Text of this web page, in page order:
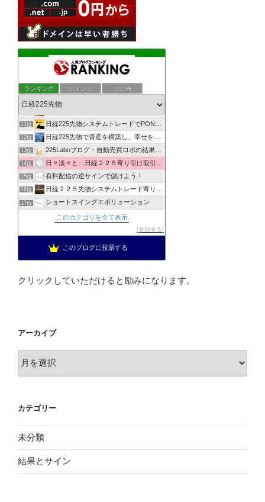
ランキング ポイント ブロ画
日経225先物・日中寄り引けシステムトレード研究所
8位 日経225先物・夜間寄り引けシステムトレード研究所
11位 日経225先物システムトレードでPONPON！
12位 日経225先物で資産を構築し、幸せを実現するMarkのブログ
13位 225Laboブログ・自動売買ロボの結果を発信
14位 日々淡々と…日経２２５寄り引け取引の記録
15位 有料配信の逆サインで儲けよう！
16位 日経２２５先物システムトレード寄り引けブログ
17位 ショートスイングエボリューション
日経平均先物を静かに眺める
上場企業取締役の日経225先物トレード
投資を楽しむブログ
このカテゴリを全て表示
参加する
このブログに投票する
クリックしていただけると励みになります。
アーカイブ
ア
ブ
カテゴリー
未分類
結果とサイン